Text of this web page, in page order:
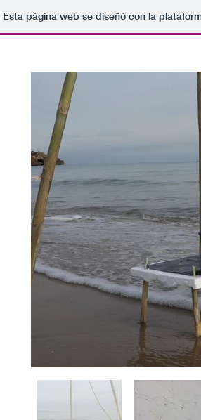
Esta página web se diseñó con la